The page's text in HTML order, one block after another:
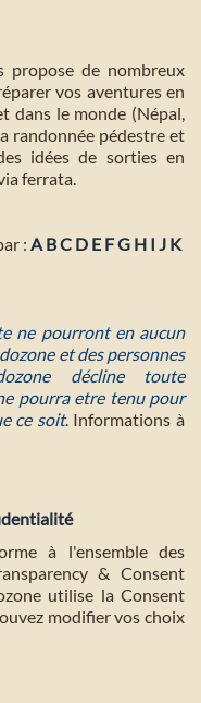
propose de nombreux
vos aventures en
dans le monde (Népal,
randonnée pédestre et
idées de sorties en
ferrata.
: A BC D E FG H I J K
ne pourront en aucun
et des personnes
décline toute
pourra etre tenu pour
ce soit. Informations à
à l'ensemble des
& Consent
utilise la Consent
modifier vos choix